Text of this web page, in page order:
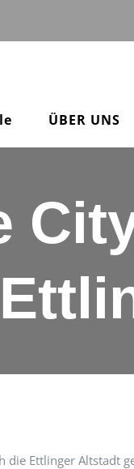
ÜBER UNS
Ettlinger Altstadt